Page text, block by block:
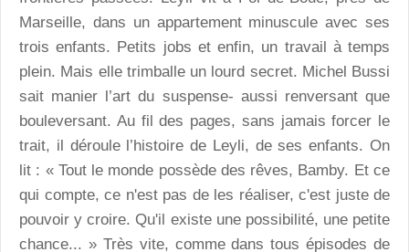
Marseille, dans un appartement minuscule avec ses
trois enfants. Petits jobs et enfin, un travail à temps
plein. Mais elle trimballe un lourd secret. Michel Bussi
sait manier l’art du suspense- aussi renversant que
bouleversant. Au fil des pages, sans jamais forcer le
trait, il déroule l’histoire de Leyli, de ses enfants. On
lit : « Tout le monde possède des rêves, Bamby. Et ce
qui compte, ce n'est pas de les réaliser, c'est juste de
pouvoir y croire. Qu'il existe une possibilité, une petite
chance... » Très vite, comme dans tous épisodes de